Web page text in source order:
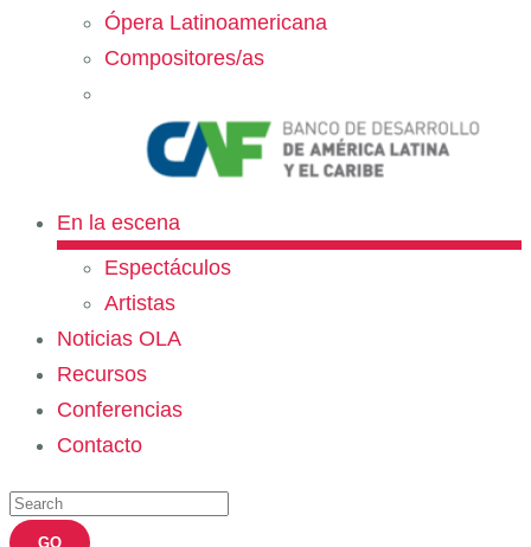
Ópera Latinoamericana
Compositores/as
En la escena
Espectáculos
Artistas
Noticias OLA
Recursos
Conferencias
Contacto